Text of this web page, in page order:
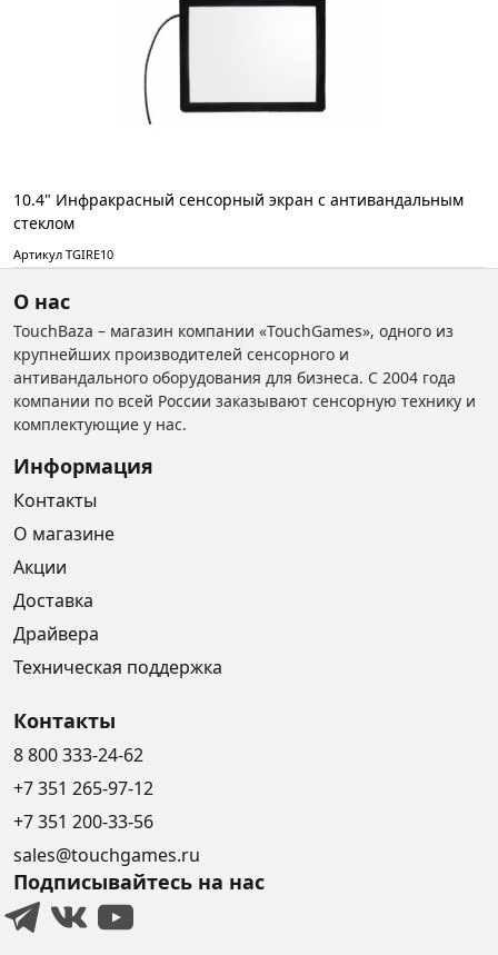
10.4" Инфракрасный сенсорный экран с антивандальным
стеклом
Артикул TGIRE10
О нас
TouchBaza – магазин компании «TouchGames», одного из
крупнейших производителей сенсорного и
антивандального оборудования для бизнеса. С 2004 года
компании по всей России заказывают сенсорную технику и
комплектующие у нас.
Информация
Контакты
О магазине
Акции
Доставка
Драйвера
Техническая поддержка
Контакты
8 800 333-24-62
+7 351 265-97-12
+7 351 200-33-56
sales@touchgames.ru
Подписывайтесь на нас